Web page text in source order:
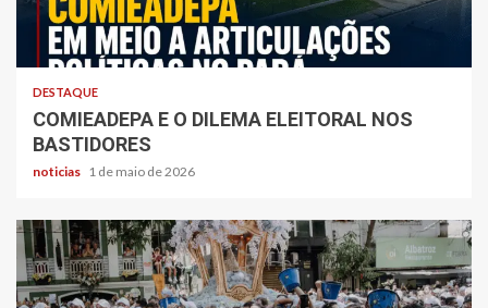
DESTAQUE
COMIEADEPA E O DILEMA ELEITORAL NOS
BASTIDORES
noticias 1 de maio de 2026